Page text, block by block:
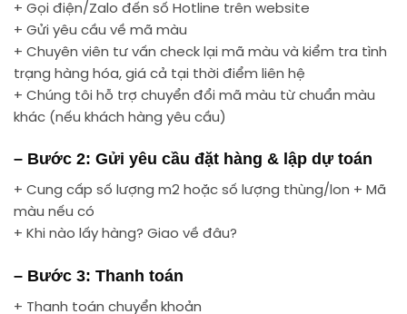
+ Gọi điện/Zalo đến số Hotline trên website
+ Gửi yêu cầu về mã màu
+ Chuyên viên tư vấn check lại mã màu và kiểm tra tình
trạng hàng hóa, giá cả tại thời điểm liên hệ
+ Chúng tôi hỗ trợ chuyển đổi mã màu từ chuẩn màu
khác (nếu khách hàng yêu cầu)
– Bước 2: Gửi yêu cầu đặt hàng & lập dự toán
+ Cung cấp số lượng m2 hoặc số lượng thùng/lon + Mã
màu nếu có
+ Khi nào lấy hàng? Giao về đâu?
– Bước 3: Thanh toán
+ Thanh toán chuyển khoản